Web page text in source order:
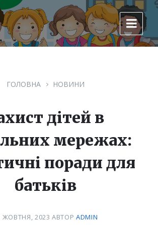
ГОЛОВНА НОВИНИ
дітей в
мережах:
поради для
батьків
ЖОВТНЯ, 2023АВТОРADMIN